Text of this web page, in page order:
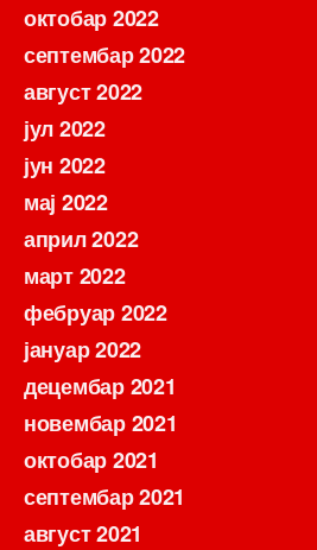
октобар 2022
септембар 2022
август 2022
јул 2022
јун 2022
мај 2022
април 2022
март 2022
фебруар 2022
јануар 2022
децембар 2021
новембар 2021
октобар 2021
септембар 2021
август 2021